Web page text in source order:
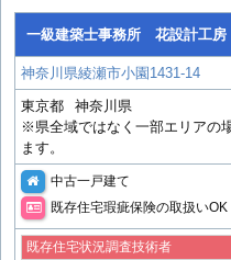
一級建築士事務所 花設計工房
神奈川県綾瀬市小園1431-14
東京都
神奈川県
※県全域ではなく一部エリアの
ます。
中古一戸建て
既存住宅瑕疵保険の取扱いOK
既存住宅状況調査技術者